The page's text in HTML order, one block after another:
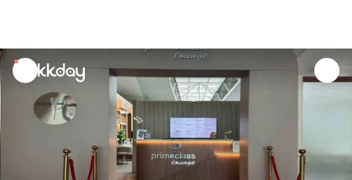
unread
notifications